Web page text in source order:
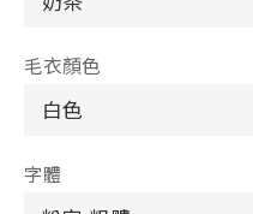
毛衣顏色
字體